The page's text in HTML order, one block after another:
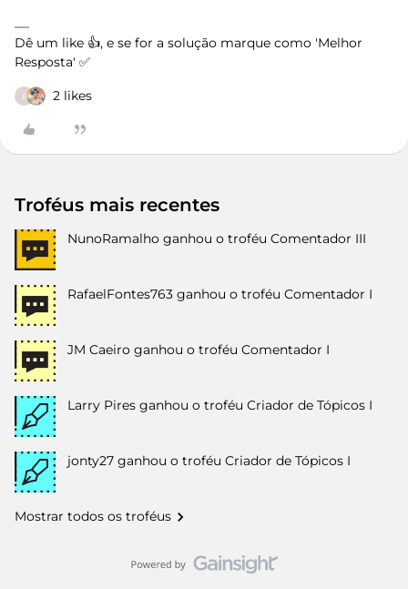
Dê um like 👍, e se for a solução marque como 'Melhor
Resposta' ✅
R 2 likes
Troféus mais recentes
NunoRamalho ganhou o troféu Comentador III
RafaelFontes763 ganhou o troféu Comentador I
JM Caeiro ganhou o troféu Comentador I
Larry Pires ganhou o troféu Criador de Tópicos I
jonty27 ganhou o troféu Criador de Tópicos I
Mostrar todos os troféus